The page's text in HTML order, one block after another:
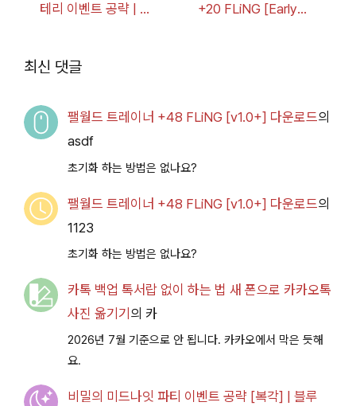
테리 이벤트 공략 | 블
+20 FLiNG [Early
최신 댓글
팰월드 트레이너 +48 FLiNG [v1.0+] 다운로드의
asdf
초기화 하는 방법은 없나요?
팰월드 트레이너 +48 FLiNG [v1.0+] 다운로드의
1123
초기화 하는 방법은 없나요?
카톡 백업 톡서랍 없이 하는 법 새 폰으로 카카오톡
사진 옮기기 의 카
2026년 7월 기준으로 안 됩니다. 카카오에서 막은 듯해
요.
비밀의 미드나잇 파티 이벤트 공략 [복각] | 블루